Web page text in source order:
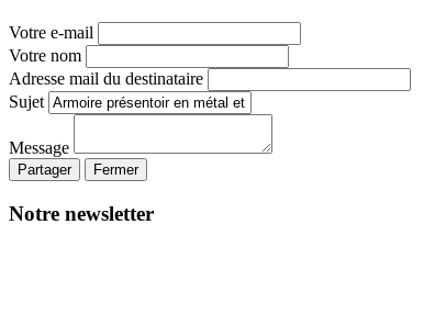
Votre e-mail
Votre nom
Adresse mail du destinataire
Sujet
Message
Partager Fermer
Notre newsletter